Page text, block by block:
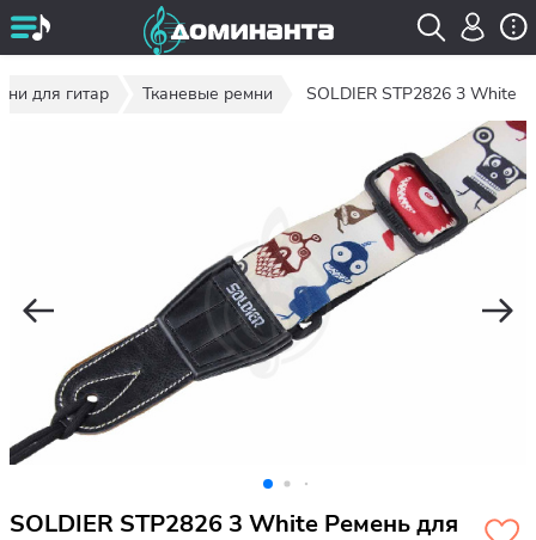
для гитар Тканевые ремни SOLDIER STP2826 3 White
SOLDIER STP2826 3 White Ремень для